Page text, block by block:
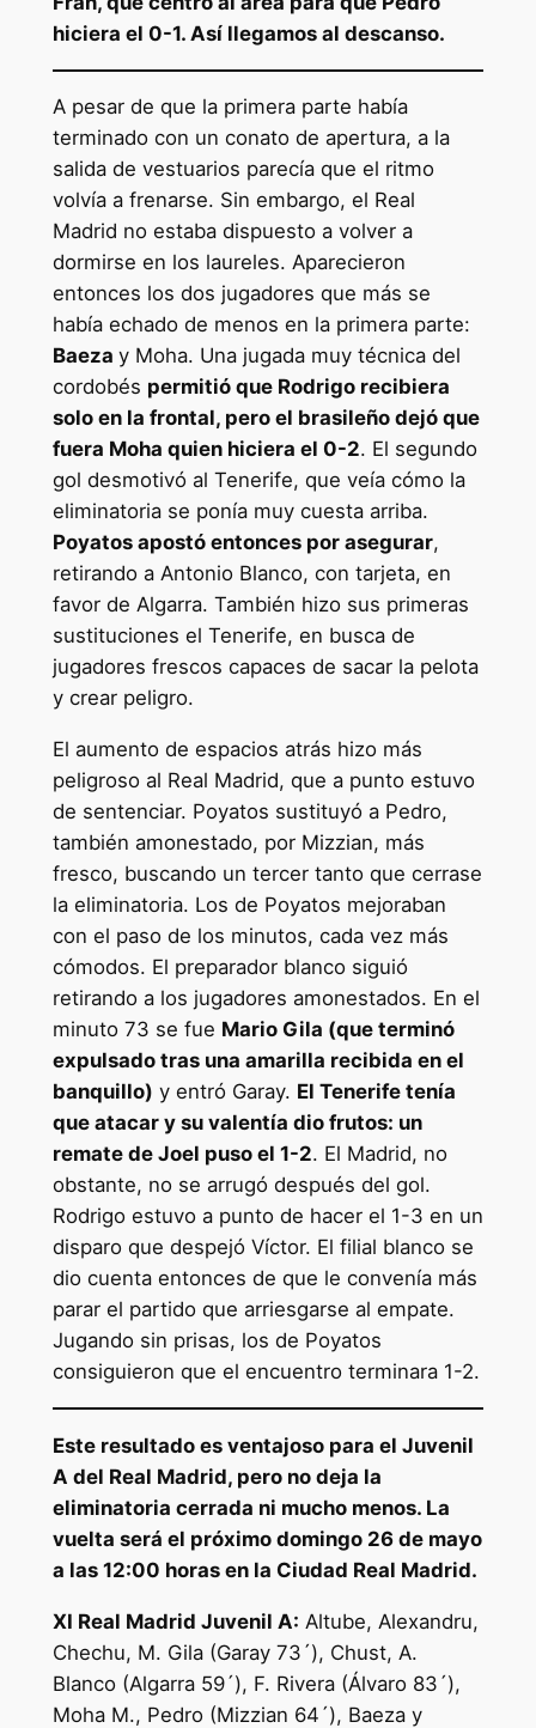
hiciera el 0-1. Así llegamos al descanso.
A pesar de que la primera parte había
terminado con un conato de apertura, a la
salida de vestuarios parecía que el ritmo
volvía a frenarse. Sin embargo, el Real
Madrid no estaba dispuesto a volver a
dormirse en los laureles. Aparecieron
entonces los dos jugadores que más se
había echado de menos en la primera parte:
Baeza y Moha. Una jugada muy técnica del
cordobés permitió que Rodrigo recibiera
solo en la frontal, pero el brasileño dejó que
fuera Moha quien hiciera el 0-2. El segundo
gol desmotivó al Tenerife, que veía cómo la
eliminatoria se ponía muy cuesta arriba.
Poyatos apostó entonces por asegurar,
retirando a Antonio Blanco, con tarjeta, en
favor de Algarra. También hizo sus primeras
sustituciones el Tenerife, en busca de
jugadores frescos capaces de sacar la pelota
y crear peligro.
El aumento de espacios atrás hizo más
peligroso al Real Madrid, que a punto estuvo
de sentenciar. Poyatos sustituyó a Pedro,
también amonestado, por Mizzian, más
fresco, buscando un tercer tanto que cerrase
la eliminatoria. Los de Poyatos mejoraban
con el paso de los minutos, cada vez más
cómodos. El preparador blanco siguió
retirando a los jugadores amonestados. En el
minuto 73 se fue Mario Gila (que terminó
expulsado tras una amarilla recibida en el
banquillo) y entró Garay. El Tenerife tenía
que atacar y su valentía dio frutos: un
remate de Joel puso el 1-2. El Madrid, no
obstante, no se arrugó después del gol.
Rodrigo estuvo a punto de hacer el 1-3 en un
disparo que despejó Víctor. El filial blanco se
dio cuenta entonces de que le convenía más
parar el partido que arriesgarse al empate.
Jugando sin prisas, los de Poyatos
consiguieron que el encuentro terminara 1-2.
Este resultado es ventajoso para el Juvenil
A del Real Madrid, pero no deja la
eliminatoria cerrada ni mucho menos. La
vuelta será el próximo domingo 26 de mayo
a las 12:00 horas en la Ciudad Real Madrid.
XI Real Madrid Juvenil A: Altube, Alexandru,
Chechu, M. Gila (Garay 73´), Chust, A.
Blanco (Algarra 59´), F. Rivera (Álvaro 83´),
Moha M., Pedro (Mizzian 64´), Baeza y